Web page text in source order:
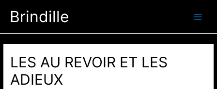
Brindille
LES AU REVOIR ET LES
ADIEUX